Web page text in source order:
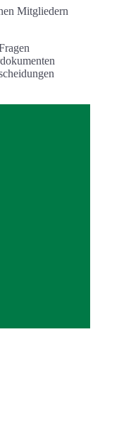
Mitgliedern